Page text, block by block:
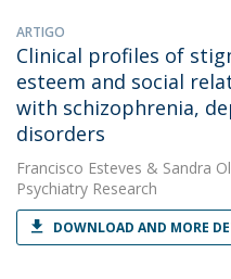
ARTIGO
Clinical profiles of
esteem and social
with schizophrenia,
disorders
Francisco Esteves & Sandra
Psychiatry Research
DOWNLOAD AND MORE